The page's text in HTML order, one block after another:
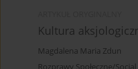
Kultura
Magdalena Maria Zdun
Rozprawy Społeczne/